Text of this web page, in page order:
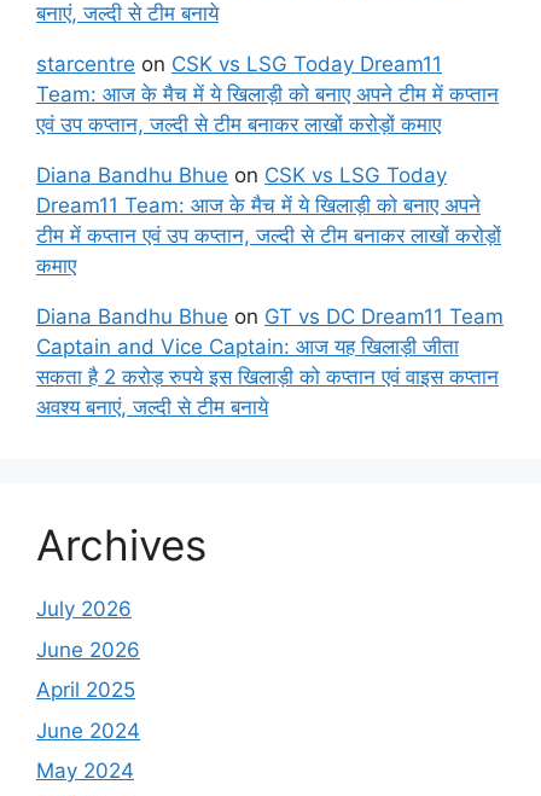
बनाएं, जल्दी से टीम बनाये
starcentre on CSK vs LSG Today Dream11
Team: आज के मैच में ये खिलाड़ी को बनाए अपने टीम में कप्तान
एवं उप कप्तान, जल्दी से टीम बनाकर लाखों करोड़ों कमाए
Diana Bandhu Bhue on CSK vs LSG Today
Dream11 Team: आज के मैच में ये खिलाड़ी को बनाए अपने
टीम में कप्तान एवं उप कप्तान, जल्दी से टीम बनाकर लाखों करोड़ों
कमाए
Diana Bandhu Bhue on GT vs DC Dream11 Team
Captain and Vice Captain: आज यह खिलाड़ी जीता
सकता है 2 करोड़ रुपये इस खिलाड़ी को कप्तान एवं वाइस कप्तान
अवश्य बनाएं, जल्दी से टीम बनाये
Archives
July 2026
June 2026
April 2025
June 2024
May 2024